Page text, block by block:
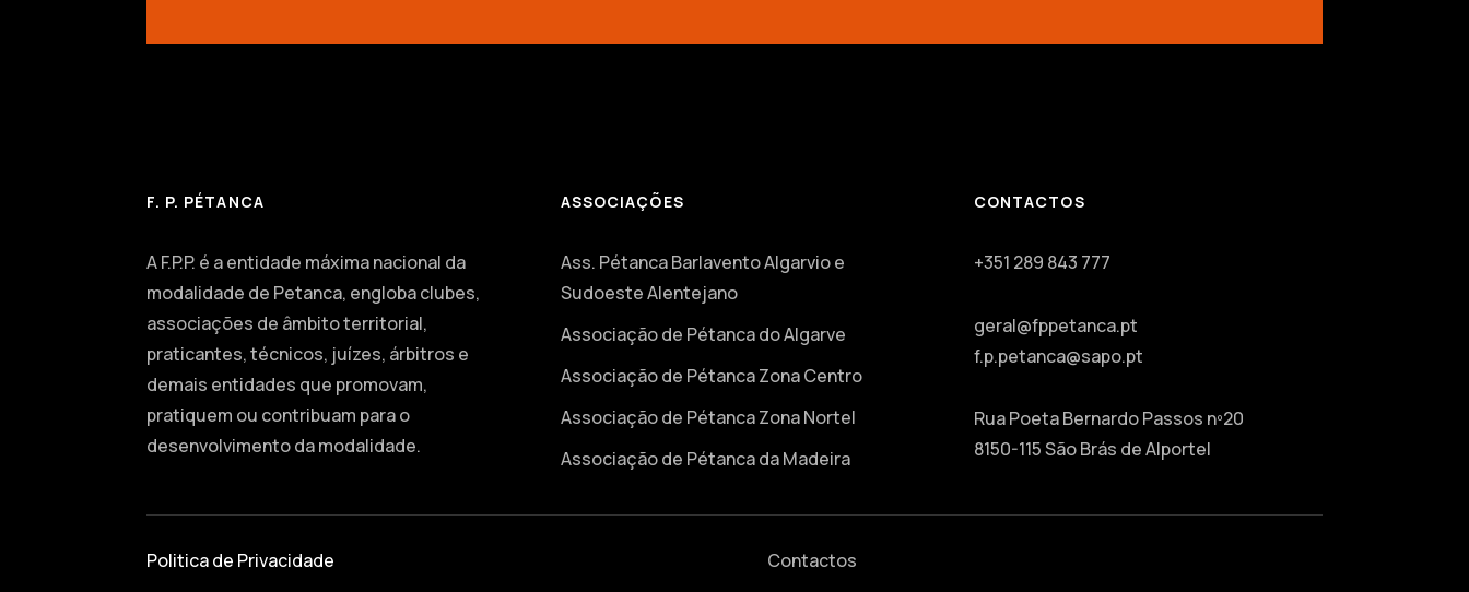
F. P. PÉTANCA
A F.P.P. é a entidade máxima nacional da
modalidade de Petanca, engloba clubes,
associações de âmbito territorial,
praticantes, técnicos, juízes, árbitros e
demais entidades que promovam,
pratiquem ou contribuam para o
desenvolvimento da modalidade.
ASSOCIAÇÕES
Ass. Pétanca Barlavento Algarvio e
Sudoeste Alentejano
Associação de Pétanca do Algarve
Associação de Pétanca Zona Centro
Associação de Pétanca Zona Nortel
Associação de Pétanca da Madeira
CONTACTOS
+351 289 843 777
geral@fppetanca.pt
f.p.petanca@sapo.pt
Rua Poeta Bernardo Passos nº20
8150-115 São Brás de Alportel
Politica de Privacidade Contactos